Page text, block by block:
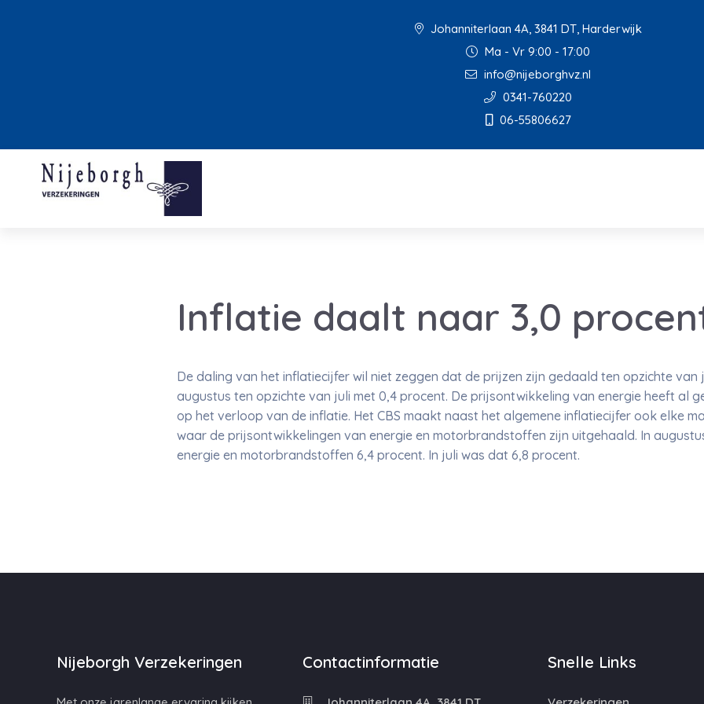
Johanniterlaan 4A, 3841 DT, Harderwijk
Ma - Vr 9:00 - 17:00
info@nijeborghvz.nl
0341-760220
06-55806627
Inflatie daalt naar 3,0
De daling van het inflatiecijfer wil niet zeggen dat de prijzen zijn gedaald ten opzichte van
augustus ten opzichte van juli met 0,4 procent. De prijsontwikkeling van energie heeft al
op het verloop van de inflatie. Het CBS maakt naast het algemene inflatiecijfer ook elke
waar de prijsontwikkelingen van energie en motorbrandstoffen zijn uitgehaald. In
energie en motorbrandstoffen 6,4 procent. In juli was dat 6,8 procent.
Nijeborgh Verzekeringen Contactinformatie Snelle Links